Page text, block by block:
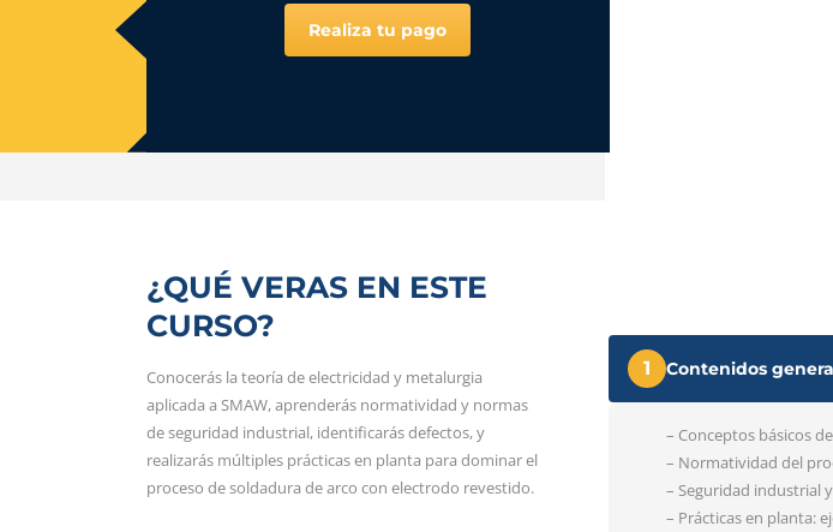
Realiza tu pago
¿QUÉ VERAS EN ESTE
CURSO?
Conocerás la teoría de electricidad y metalurgia
aplicada a SMAW, aprenderás normatividad y normas
de seguridad industrial, identificarás defectos, y
realizarás múltiples prácticas en planta para dominar el
proceso de soldadura de arco con electrodo revestido.
1 Contenidos
– Conceptos básicos
– Normatividad del
– Seguridad industrial
– Prácticas en planta: